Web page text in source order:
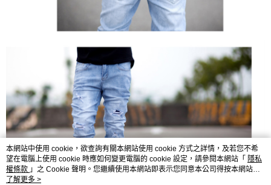
本網站中使用 cookie，欲查詢有關本網站使用 cookie 方式之詳情，及若您不希
望在電腦上使用 cookie 時應如何變更電腦的 cookie 設定，請參閱本網站「 隱私
權條款 」之 Cookie 聲明。您繼續使用本網站即表示您同意本公司得按本網站使
用條款之 Cookie 聲明使用 cookie。
了解更多 >